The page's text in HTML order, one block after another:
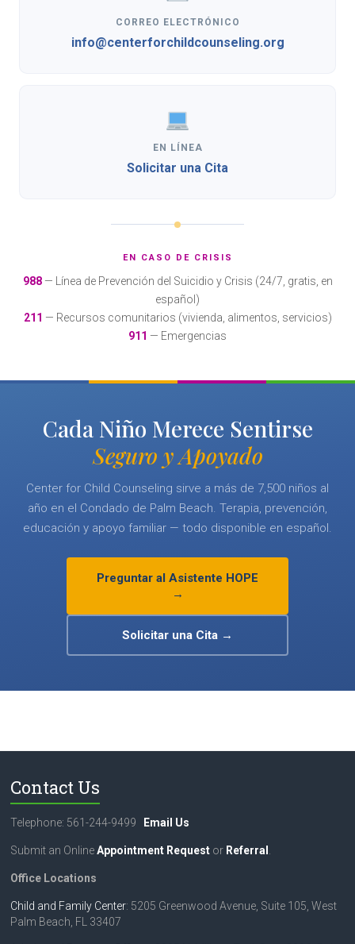
CORREO ELECTRÓNICO
info@centerforchildcounseling.org
EN LÍNEA
Solicitar una Cita
EN CASO DE CRISIS
988— Línea de Prevención del Suicidio y Crisis (24/7, gratis, en
español)
211 — Recursos comunitarios (vivienda, alimentos, servicios)
911 — Emergencias
Cada Niño Merece Sentirse
Seguro y Apoyado
Center for Child Counseling sirve a más de 7,500 niños al
año en el Condado de Palm Beach. Terapia, prevención,
educación y apoyo familiar — todo disponible en español.
Preguntar al Asistente HOPE
→
Solicitar una Cita →
Contact Us
Telephone: 561-244-9499 Email Us
Submit an OnlineAppointment Request or Referral
Office Locations
Child and Family Center: 5205 Greenwood Avenue, Suite 105, West
Palm Beach, FL 33407